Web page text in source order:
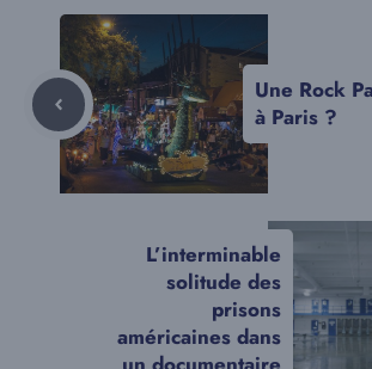
Une Rock
à Paris ?
L’interminable
solitude des
prisons
américaines dans